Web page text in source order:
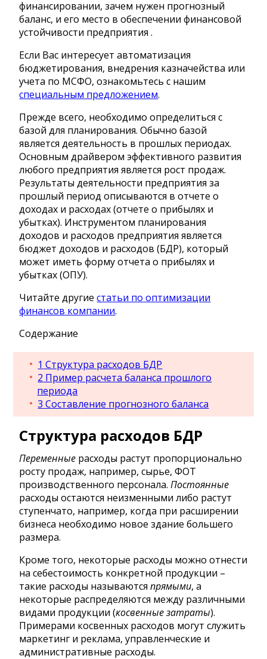
финансировании, зачем нужен прогнозный
баланс, и его место в обеспечении финансовой
устойчивости предприятия .
Если Вас интересует автоматизация
бюджетирования, внедрения казначейства или
учета по МСФО, ознакомьтесь с нашим
специальным предложением.
Прежде всего, необходимо определиться с
базой для планирования. Обычно базой
является деятельность в прошлых периодах.
Основным драйвером эффективного развития
любого предприятия является рост продаж.
Результаты деятельности предприятия за
прошлый период описываются в отчете о
доходах и расходах (отчете о прибылях и
убытках). Инструментом планирования
доходов и расходов предприятия является
бюджет доходов и расходов (БДР), который
может иметь форму отчета о прибылях и
убытках (ОПУ).
Читайте другиестатьи по оптимизации
финансов компании.
Содержание
1 Структура расходов БДР
2 Пример расчета баланса прошлого
периода
3 Составление прогнозного баланса
Структура расходов БДР
Переменные расходы растут пропорционально
росту продаж, например, сырье, ФОТ
производственного персонала.Постоянные
расходы остаются неизменными либо растут
ступенчато, например, когда при расширении
бизнеса необходимо новое здание большего
размера.
Кроме того, некоторые расходы можно отнести
на себестоимость конкретной продукции –
такие расходы называютсяпрямыми, а
некоторые распределяются между различными
видами продукции (косвенные затраты).
Примерами косвенных расходов могут служить
маркетинг и реклама, управленческие и
административные расходы.